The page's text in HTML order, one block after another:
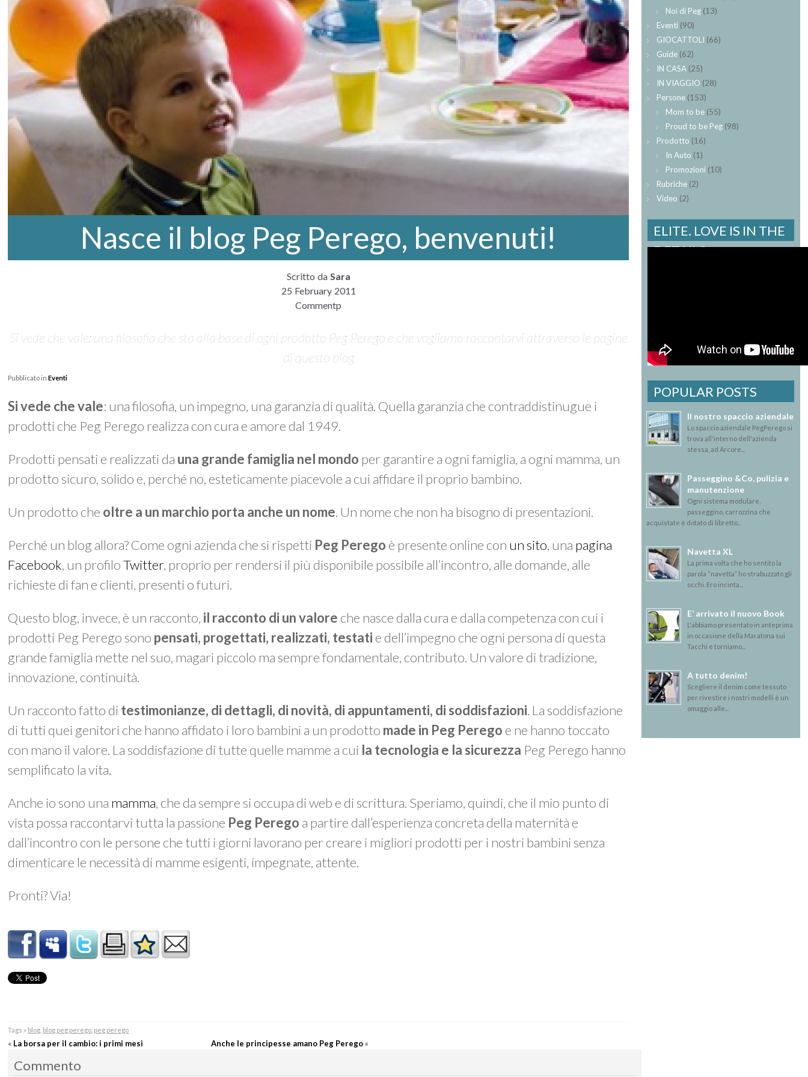
Nasce il blog Peg Perego, benvenuti!
Scritto da Sara
25 February 2011
Commentp
Si vede che vale: una filosofia che sta alla base di ogni prodotto Peg Perego e che vogliamo raccontarvi attraverso le pagine
di questo blog
Pubblicato inEventi
Si vede che vale: una filosofia, un impegno, una garanzia di qualità. Quella garanzia che contraddistinugue i
prodotti che Peg Perego realizza con cura e amore dal 1949.
Prodotti pensati e realizzati da una grande famiglia nel mondo per garantire a ogni famiglia, a ogni mamma, un
prodotto sicuro, solido e, perché no, esteticamente piacevole a cui affidare il proprio bambino.
Un prodotto che oltre a un marchio porta anche un nome. Un nome che non ha bisogno di presentazioni.
Perché un blog allora? Come ogni azienda che si rispetti Peg Perego è presente online con un sito, una pagina
Facebook, un profiloTwitter, proprio per rendersi il più disponibile possibile all’incontro, alle domande, alle
richieste di fan e clienti, presenti o futuri.
Questo blog, invece, è un racconto, il racconto di un valore che nasce dalla cura e dalla competenza con cui i
prodotti Peg Perego sono pensati, progettati, realizzati, testati e dell’impegno che ogni persona di questa
grande famiglia mette nel suo, magari piccolo ma sempre fondamentale, contributo. Un valore di tradizione,
innovazione, continuità.
Un racconto fatto di testimonianze, di dettagli, di novità, di appuntamenti, di soddisfazioni. La soddisfazione
di tutti quei genitori che hanno affidato i loro bambini a un prodotto made in Peg Perego e ne hanno toccato
con mano il valore. La soddisfazione di tutte quelle mamme a cui la tecnologia e la sicurezza Peg Perego hanno
semplificato la vita.
Anche io sono una mamma, che da sempre si occupa di web e di scrittura. Speriamo, quindi, che il mio punto di
vista possa raccontarvi tutta la passione Peg Perego a partire dall’esperienza concreta della maternità e
dall’incontro con le persone che tutti i giorni lavorano per creare i migliori prodotti per i nostri bambini senza
dimenticare le necessità di mamme esigenti, impegnate, attente.
Pronti? Via!
Tags » blog blog peg perego peg perego
« La borsa per il cambio: i primi mesi Anche le principesse amano Peg Perego»
Commento
Noi di Peg (13)
Eventi (90)
GIOCATTOLI (66)
Guide (62)
IN CASA (25)
IN VIAGGIO (28)
Persone (153)
Mom to be (55)
Proud to be Peg (98)
Prodotto (16)
In Auto (1)
Promozioni (10)
Rubriche (2)
Video (2)
ELITE. LOVE IS IN THE
DETAILS.
POPULAR POSTS
Il nostro spaccio aziendale
Lo spaccio aziendale PegPerego si
trova all'interno dell'azienda
stessa, ad Arcore...
Passeggino &Co, pulizia e
manutenzione
Ogni sistema modulare,
passeggino, carrozzina che
acquistate è dotato di libretto...
Navetta XL
La prima volta che ho sentito la
parola “navetta” ho strabuzzato gli
occhi. Ero incinta...
E’ arrivato il nuovo Book
L'abbiamo presentato in anteprima
in occasione della Maratona sui
Tacchi e torniamo...
A tutto denim!
Scegliere il denim come tessuto
per rivestire i nostri modelli è un
omaggio alle...